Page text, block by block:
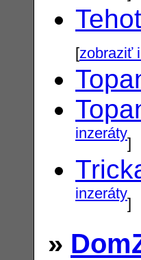
[zobraziť
inzeráty]
inzeráty]
»